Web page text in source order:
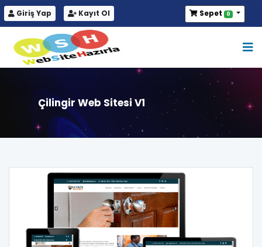
Giriş Yap Kayıt Ol Sepet 0
Çilingir Web Sitesi V1